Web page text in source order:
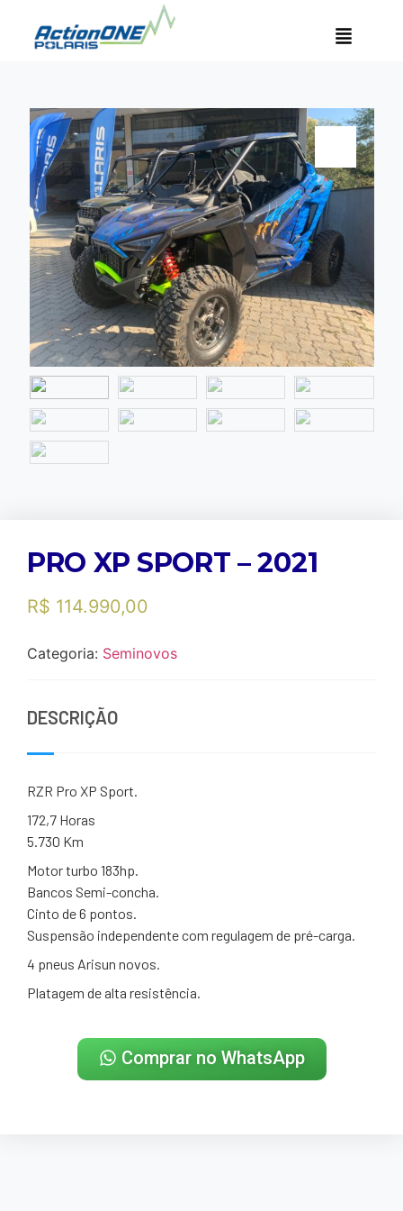
PRO XP SPORT – 2021
R$ 114.990,00
Categoria: Seminovos
DESCRIÇÃO
RZR Pro XP Sport.
172,7 Horas
5.730 Km
Motor turbo 183hp.
Bancos Semi-concha.
Cinto de 6 pontos.
Suspensão independente com regulagem de pré-carga.
4 pneus Arisun novos.
Platagem de alta resistência.
Comprar no WhatsApp